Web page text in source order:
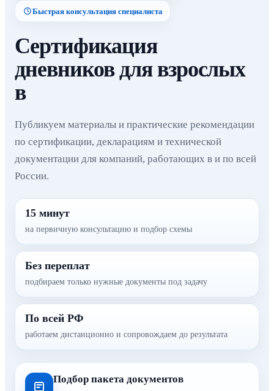
Быстрая консультация специалиста
Сертификация
дневников для взрослых
в
Публикуем материалы и практические рекомендации
по сертификации, декларациям и технической
документации для компаний, работающих в и по всей
России.
15 минут
на первичную консультацию и подбор схемы
Без переплат
подбираем только нужные документы под задачу
По всей РФ
работаем дистанционно и сопровождаем до результата
Подбор пакета документов